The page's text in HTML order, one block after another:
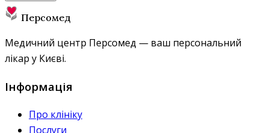
Персомед
Медичний центр Персомед — ваш персональний
лікар у Києві.
Інформація
Про клініку
Послуги